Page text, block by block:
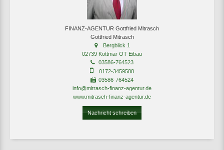
FINANZ-AGENTUR Gottfried Mitrasch
Gottfried Mitrasch
Bergblick 1
02739 Kottmar OT Eibau
03586-764523
0172-3459588
03586-764524
info@mitrasch-finanz-agentur.de
www.mitrasch-finanz-agentur.de
Nachricht schreiben